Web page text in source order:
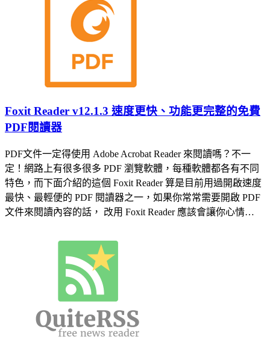
Foxit Reader v12.1.3 速度更快、功能更完整的免費
PDF閱讀器
PDF文件一定得使用 Adobe Acrobat Reader 來閱讀嗎？不一
定！網路上有很多很多 PDF 瀏覽軟體，每種軟體都各有不同
特色，而下面介紹的這個 Foxit Reader 算是目前用過開啟速度
最快、最輕便的 PDF 閱讀器之一，如果你常常需要開啟 PDF
文件來閱讀內容的話， 改用 Foxit Reader 應該會讓你心情…